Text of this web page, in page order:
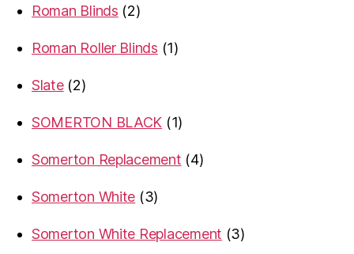
Roman Blinds
22
Roman Roller Blinds
11
Slate 22
SOMERTON BLACK
11
Somerton Replacement
44
Somerton White
33
Somerton White Replacement
33